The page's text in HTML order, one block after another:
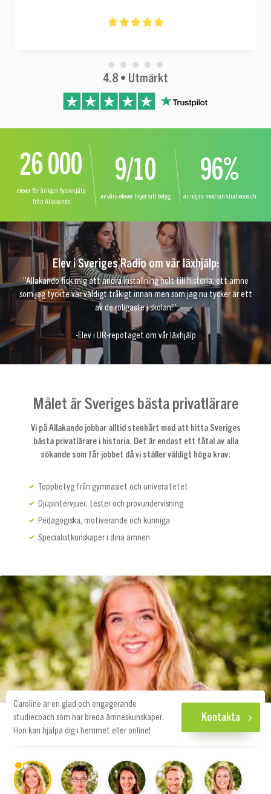
4.8 • Utmärkt
26 000
elever får årligen fysikhjälp
från Allakando
9/10
av våra elever höjer sitt betyg
96%
är nöjda med sin studiecoach
Elev i Sveriges Radio om vår läxhjälp:
”Allakando fick mig att ändra inställning helt till historia, ett ämne
som jag tyckte var väldigt tråkigt innan men som jag nu tycker är ett
av de roligaste i skolan!”
-Elev i UR-repotaget om vår läxhjälp
Målet är Sveriges bästa privatlärare
Vi på Allakando jobbar alltid stenhårt med att hitta Sveriges
bästa privatlärare i historia. Det är endast ett fåtal av alla
sökande som får jobbet då vi ställer väldigt höga krav:
Toppbetyg från gymnasiet och universitetet
Djupintervjuer, tester och provundervisning
Pedagogiska, motiverande och kunniga
Specialistkunskaper i dina ämnen
Caroline är en glad och engagerande
studiecoach som har breda ämneskunskaper.
Hon kan hjälpa dig i hemmet eller online!
Kontakta